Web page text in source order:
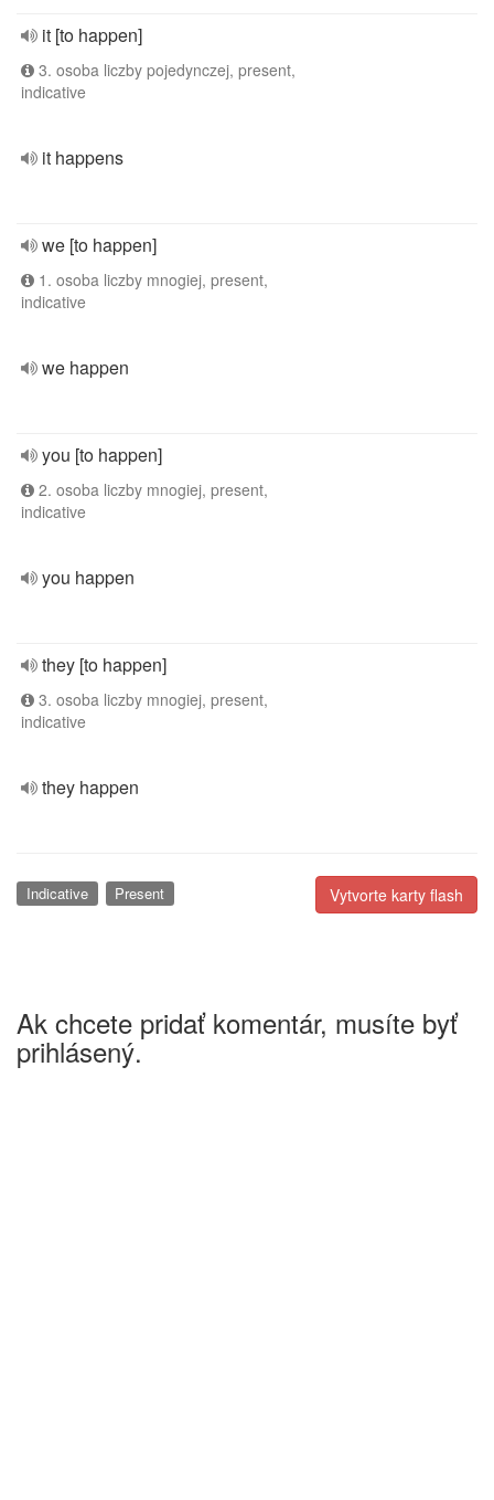
it [to happen]
3. osoba liczby pojedynczej, present,
indicative
it happens
we [to happen]
1. osoba liczby mnogiej, present,
indicative
we happen
you [to happen]
2. osoba liczby mnogiej, present,
indicative
you happen
they [to happen]
3. osoba liczby mnogiej, present,
indicative
they happen
Vytvorte karty flash
Indicative Present
Ak chcete pridať komentár, musíte byť
prihlásený.